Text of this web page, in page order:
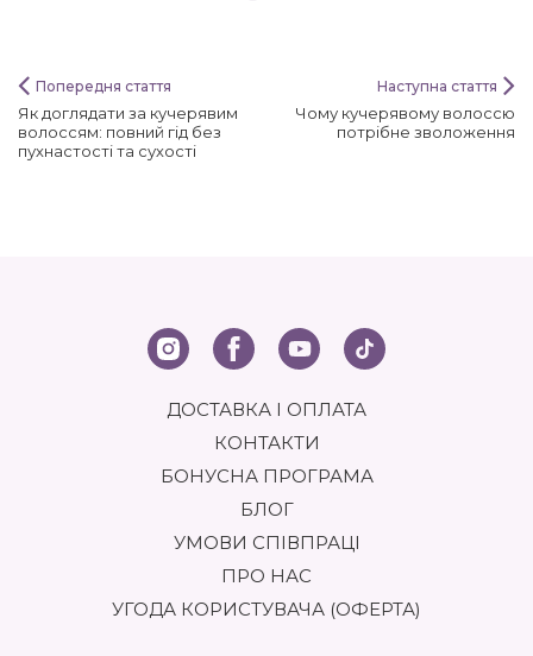
Попередня стаття
Як доглядати за кучерявим
волоссям: повний гід без
пухнастості та сухості
Наступна стаття
Чому кучерявому волоссю
потрібне зволоження
ДОСТАВКА І ОПЛАТА
КОНТАКТИ
БОНУСНА ПРОГРАМА
БЛОГ
УМОВИ СПІВПРАЦІ
ПРО НАС
УГОДА КОРИСТУВАЧА (ОФЕРТА)